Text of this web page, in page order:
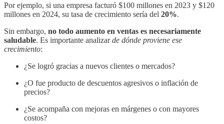
Por ejemplo, si una empresa facturó $100 millones en 2023 y $120
millones en 2024, su tasa de crecimiento sería del 20%.
Sin embargo, no todo aumento en ventas es necesariamente
saludable. Es importante analizarde dónde proviene ese
crecimiento:
¿Se logró gracias a nuevos clientes o mercados?
¿O fue producto de descuentos agresivos o inflación de
precios?
¿Se acompaña con mejoras en márgenes o con mayores
costos?